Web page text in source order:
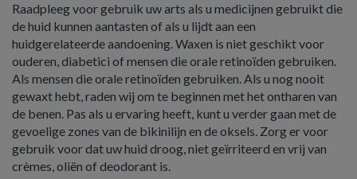
Raadpleeg voor gebruik uw arts als u medicijnen gebruikt die
de huid kunnen aantasten of als u lijdt aan een
huidgerelateerde aandoening. Waxen is niet geschikt voor
ouderen, diabetici of mensen die orale retinoïden gebruiken.
Als mensen die orale retinoïden gebruiken. Als u nog nooit
gewaxt hebt, raden wij om te beginnen met het ontharen van
de benen. Pas als u ervaring heeft, kunt u verder gaan met de
gevoelige zones van de bikinilijn en de oksels. Zorg er voor
gebruik voor dat uw huid droog, niet geïrriteerd en vrij van
crèmes, oliën of deodorant is.